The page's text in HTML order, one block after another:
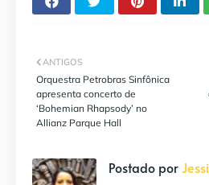
ANTIGOS
Orquestra Petrobras Sinfônica
apresenta concerto de
‘Bohemian Rhapsody’ no
Allianz Parque Hall
Postado por